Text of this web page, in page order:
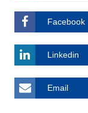
Facebook
Linkedin
Email